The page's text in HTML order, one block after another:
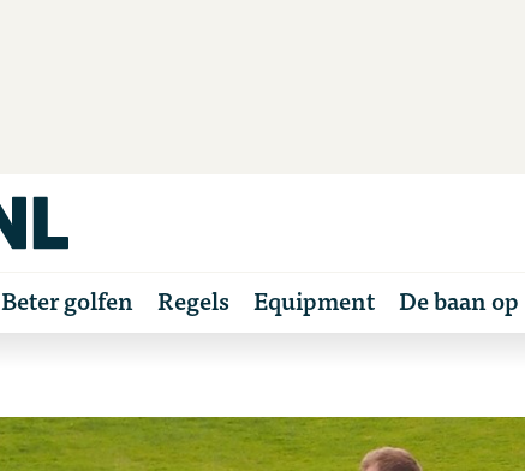
Beter golfen Regels Equipment De baan op